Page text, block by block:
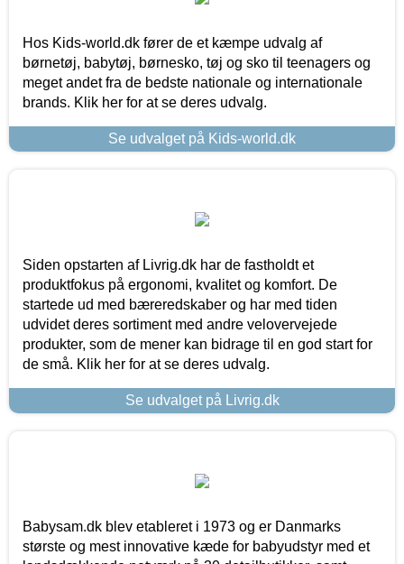
Hos Kids-world.dk fører de et kæmpe udvalg af
børnetøj, babytøj, børnesko, tøj og sko til teenagers og
meget andet fra de bedste nationale og internationale
brands. Klik her for at se deres udvalg.
Se udvalget på Kids-world.dk
Siden opstarten af Livrig.dk har de fastholdt et
produktfokus på ergonomi, kvalitet og komfort. De
startede ud med bæreredskaber og har med tiden
udvidet deres sortiment med andre velovervejede
produkter, som de mener kan bidrage til en god start for
de små. Klik her for at se deres udvalg.
Se udvalget på Livrig.dk
Babysam.dk blev etableret i 1973 og er Danmarks
største og mest innovative kæde for babyudstyr med et